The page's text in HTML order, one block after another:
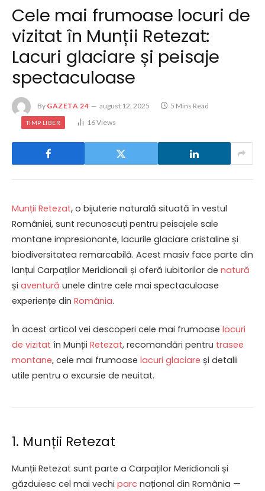
Cele mai frumoase locuri de
vizitat în Munții Retezat:
Lacuri glaciare și peisaje
spectaculoase
By GAZETA 24 august 12, 2025 5 Mins Read
TIMP LIBER 16Views
Munții Retezat, o bijuterie naturală situată în vestul
României, sunt recunoscuți pentru peisajele sale
montane impresionante, lacurile glaciare cristaline și
biodiversitatea remarcabilă. Acest masiv face parte din
lanțul Carpaților Meridionali și oferă iubitorilor de natură
și aventură unele dintre cele mai spectaculoase
experiențe din România.
În acest articol vei descoperi cele mai frumoase locuri
de vizitat în Munții Retezat, recomandări pentru trasee
montane, cele mai frumoase lacuri glaciare și detalii
utile pentru o excursie de neuitat.
1. Munții Retezat
Munții Retezat sunt parte a Carpaților Meridionali și
găzduiesc cel mai vechi parc național din România —